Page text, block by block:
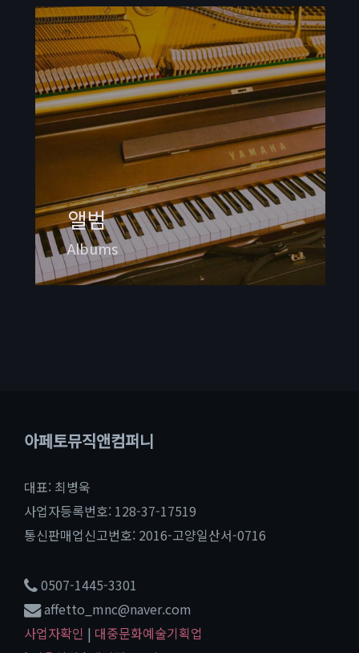
앨범
Albums
아페토뮤직앤컴퍼니
대표: 최병욱
사업자등록번호: 128-37-17519
통신판매업신고번호: 2016-고양일산서-0716
0507-1445-3301
affetto_mnc@naver.com
사업자확인 | 대중문화예술기획업